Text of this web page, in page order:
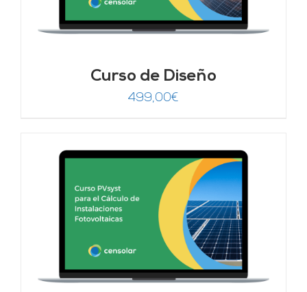
Curso de Diseño
499,00€